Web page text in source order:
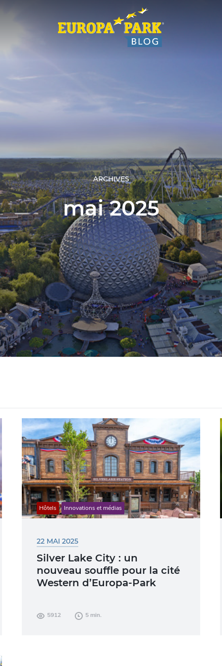
ARCHIVES
mai 2025
Hôtels Innovations et médias
22 MAI 2025
Silver Lake City : un
nouveau souffle pour la cité
Western d’Europa-Park
Far West traverse Europa-Park. Le Camp
5912 5 min.